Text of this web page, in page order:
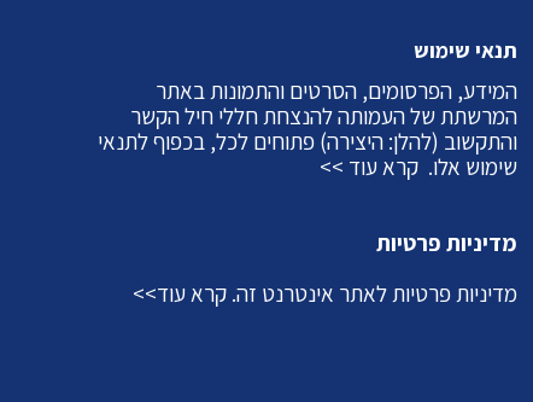
תנאי שימוש
המידע, הפרסומים, הסרטים והתמונות באתר
המרשתת של העמותה להנצחת חללי חיל הקשר
והתקשוב (להלן: היצירה) פתוחים לכל, בכפוף לתנאי
שימוש אלו.קרא עוד >>
מדיניות פרטיות
מדיניות פרטיות לאתר אינטרנט זה.קרא עוד>>